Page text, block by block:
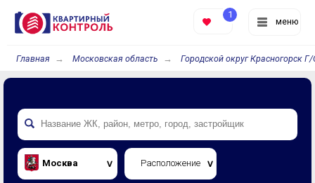
меню
1
Главная Московская область Городской округ Красногорск
Москва Расположение